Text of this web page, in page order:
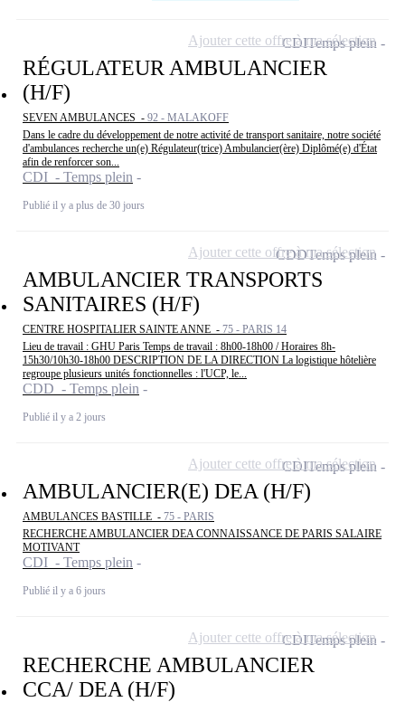
RÉGULATEUR AMBULANCIER
(H/F)
SEVEN AMBULANCES - 92 - MALAKOFF
Dans le cadre du développement de notre activité de transport sanitaire, notre société
d'ambulances recherche un(e) Régulateur(trice) Ambulancier(ère) Diplômé(e) d'État
afin de renforcer son...
CDI - Temps plein
Publié il y a plus de 30 jours
CDITemps plein
Ajouter cette offre à ma sélection
AMBULANCIER TRANSPORTS
SANITAIRES (H/F)
CENTRE HOSPITALIER SAINTE ANNE - 75 - PARIS 14
Lieu de travail : GHU Paris Temps de travail : 8h00-18h00 / Horaires 8h-
15h30/10h30-18h00 DESCRIPTION DE LA DIRECTION La logistique hôtelière
regroupe plusieurs unités fonctionnelles : l'UCP, le...
CDD - Temps plein
Publié il y a 2 jours
CDDTemps plein
Ajouter cette offre à ma sélection
AMBULANCIER(E) DEA (H/F)
AMBULANCES BASTILLE - 75 - PARIS
RECHERCHE AMBULANCIER DEA CONNAISSANCE DE PARIS SALAIRE
MOTIVANT
CDI - Temps plein
Publié il y a 6 jours
CDITemps plein
Ajouter cette offre à ma sélection
RECHERCHE AMBULANCIER
CCA/ DEA (H/F)
CDITemps plein
Ajouter cette offre à ma sélection